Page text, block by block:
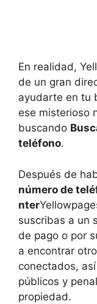
En realidad,
de un gran
ayudarte en tu
ese misterioso
buscando
teléfono.
Después de
número de
nter
suscribas a un
de pago o por
a encontrar
conectados,
públicos y
propiedad.